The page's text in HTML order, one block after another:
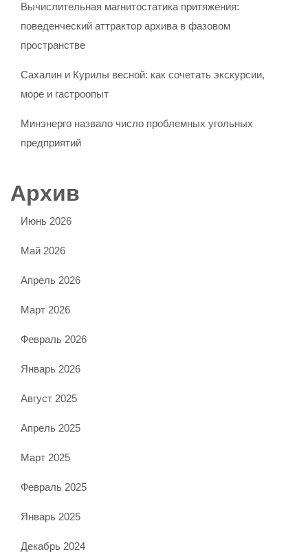
Вычислительная магнитостатика притяжения:
поведенческий аттрактор архива в фазовом
пространстве
Сахалин и Курилы весной: как сочетать экскурсии,
море и гастроопыт
Минэнерго назвало число проблемных угольных
предприятий
Архив
Июнь 2026
Май 2026
Апрель 2026
Март 2026
Февраль 2026
Январь 2026
Август 2025
Апрель 2025
Март 2025
Февраль 2025
Январь 2025
Декабрь 2024